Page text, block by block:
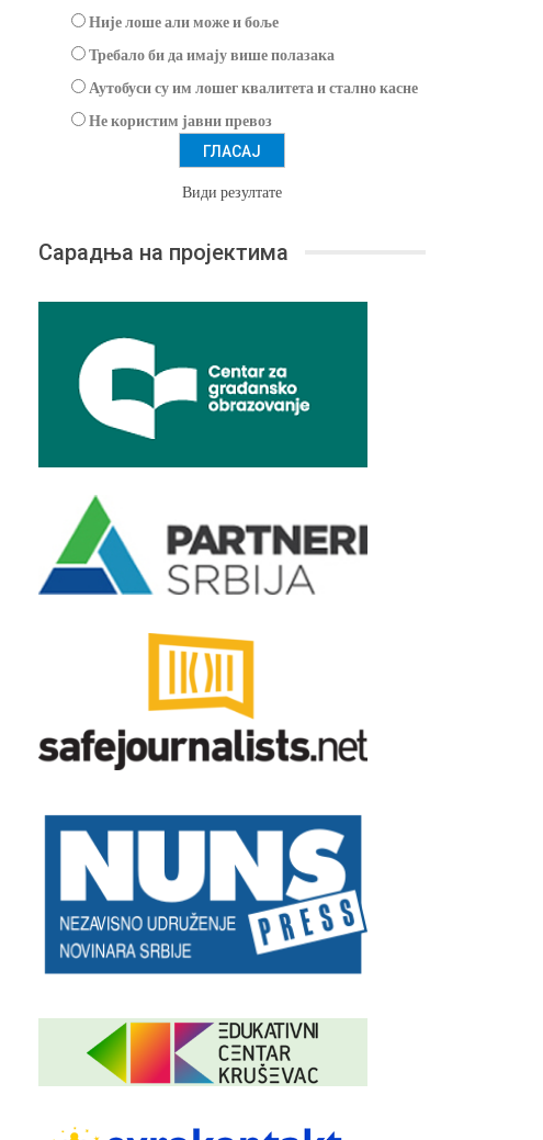
Није лоше али може и боље
Требало би да имају више полазака
Аутобуси су им лошег квалитета и стално касне
Не користим јавни превоз
Види резултате
Сарадња на пројектима